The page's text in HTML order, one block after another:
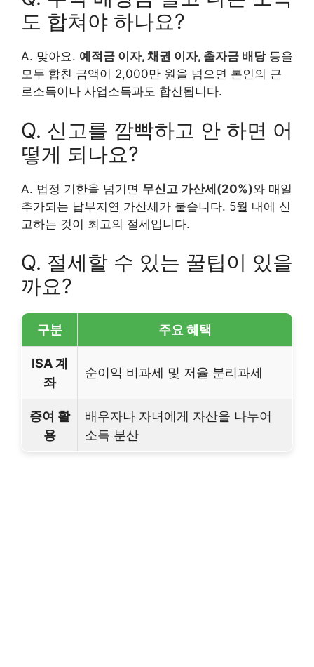
도 합쳐야 하나요?
A. 맞아요. 예적금 이자, 채권 이자, 출자금 배당등을
모두 합친 금액이 2,000만 원을 넘으면 본인의 근
로소득이나 사업소득과도 합산됩니다.
Q. 신고를 깜빡하고 안 하면 어
떻게 되나요?
A. 법정 기한을 넘기면 무신고 가산세(20%)와 매일
추가되는 납부지연 가산세가 붙습니다. 5월 내에 신
고하는 것이 최고의 절세입니다.
Q. 절세할 수 있는 꿀팁이 있을
까요?
구분 주요 혜택
ISA 계
좌
순이익 비과세 및 저율 분리과세
증여 활
용
배우자나 자녀에게 자산을 나누어
소득 분산